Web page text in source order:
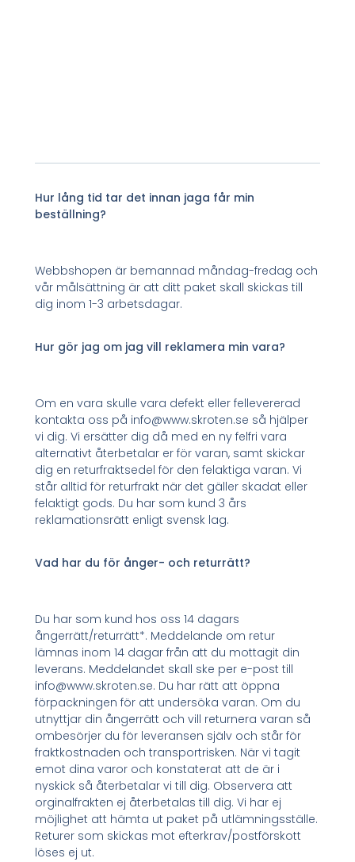
Hur lång tid tar det innan jaga får min
beställning?
Webbshopen är bemannad måndag-fredag och
vår målsättning är att ditt paket skall skickas till
dig inom 1-3 arbetsdagar.
Hur gör jag om jag vill reklamera min vara?
Om en vara skulle vara defekt eller fellevererad
kontakta oss på info@www.skroten.se så hjälper
vi dig. Vi ersätter dig då med en ny felfri vara
alternativt återbetalar er för varan, samt skickar
dig en returfraktsedel för den felaktiga varan. Vi
står alltid för returfrakt när det gäller skadat eller
felaktigt gods. Du har som kund 3 års
reklamationsrätt enligt svensk lag.
Vad har du för ånger- och returrätt?
Du har som kund hos oss 14 dagars
ångerrätt/returrätt*. Meddelande om retur
lämnas inom 14 dagar från att du mottagit din
leverans. Meddelandet skall ske per e-post till
info@www.skroten.se. Du har rätt att öppna
förpackningen för att undersöka varan. Om du
utnyttjar din ångerrätt och vill returnera varan så
ombesörjer du för leveransen själv och står för
fraktkostnaden och transportrisken. När vi tagit
emot dina varor och konstaterat att de är i
nyskick så återbetalar vi till dig. Observera att
orginalfrakten ej återbetalas till dig. Vi har ej
möjlighet att hämta ut paket på utlämningsställe.
Returer som skickas mot efterkrav/postförskott
löses ej ut.